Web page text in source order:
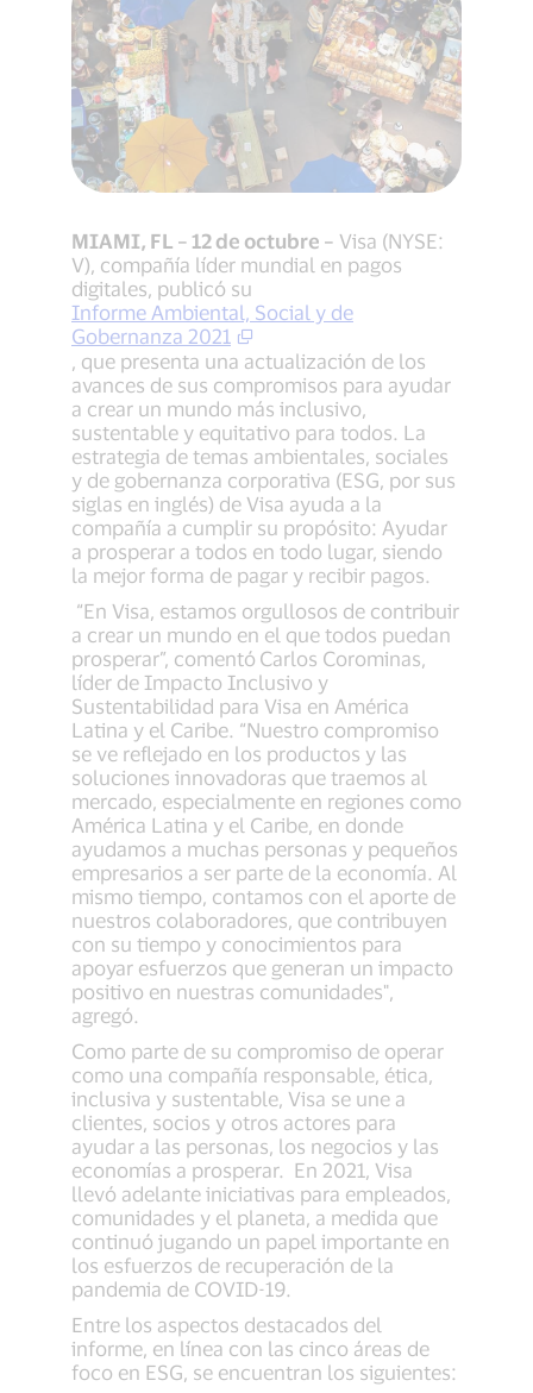
MIAMI, FL – 12 de octubre – Visa (NYSE:
V), compañía líder mundial en pagos
digitales, publicó su
Informe Ambiental, Social y de
Gobernanza 2021
, que presenta una actualización de los
avances de sus compromisos para ayudar
a crear un mundo más inclusivo,
sustentable y equitativo para todos. La
estrategia de temas ambientales, sociales
y de gobernanza corporativa (ESG, por sus
siglas en inglés) de Visa ayuda a la
compañía a cumplir su propósito: Ayudar
a prosperar a todos en todo lugar, siendo
la mejor forma de pagar y recibir pagos.
“En Visa, estamos orgullosos de contribuir
a crear un mundo en el que todos puedan
prosperar”, comentó Carlos Corominas,
líder de Impacto Inclusivo y
Sustentabilidad para Visa en América
Latina y el Caribe. “Nuestro compromiso
se ve reflejado en los productos y las
soluciones innovadoras que traemos al
mercado, especialmente en regiones como
América Latina y el Caribe, en donde
ayudamos a muchas personas y pequeños
empresarios a ser parte de la economía. Al
mismo tiempo, contamos con el aporte de
nuestros colaboradores, que contribuyen
con su tiempo y conocimientos para
apoyar esfuerzos que generan un impacto
positivo en nuestras comunidades",
agregó.
Como parte de su compromiso de operar
como una compañía responsable, ética,
inclusiva y sustentable, Visa se une a
clientes, socios y otros actores para
ayudar a las personas, los negocios y las
economías a prosperar. En 2021, Visa
llevó adelante iniciativas para empleados,
comunidades y el planeta, a medida que
continuó jugando un papel importante en
los esfuerzos de recuperación de la
pandemia de COVID-19.
Entre los aspectos destacados del
informe, en línea con las cinco áreas de
foco en ESG, se encuentran los siguientes: